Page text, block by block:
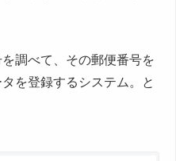
調べて、その郵便番号を
を登録するシステム。と